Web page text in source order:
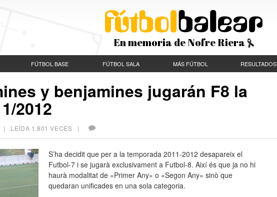
En memoria de Nofre Riera
FÚTBOL BASE FÚTBOL SALA MÁS FÚTBOL RESULTADOS
y benjamines jugarán F8 la
2012
| LEÍDA 1.801 VECES |
S’ha decidit que per a la temporada 2011-2012 desapareix el
Futbol-7 i se jugarà exclusivament a Futbol-8. Així és que ja no hi
haurà modalitat de «Primer Any» o «Segon Any» sinò que
quedaran unificades en una sola categoria.